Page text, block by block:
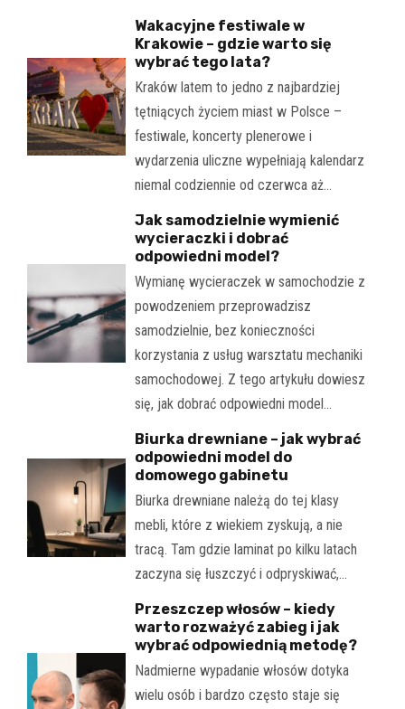
Wakacyjne festiwale w
Krakowie – gdzie warto się
wybrać tego lata?
Kraków latem to jedno z najbardziej
tętniących życiem miast w Polsce –
festiwale, koncerty plenerowe i
wydarzenia uliczne wypełniają kalendarz
niemal codziennie od czerwca aż…
Jak samodzielnie wymienić
wycieraczki i dobrać
odpowiedni model?
Wymianę wycieraczek w samochodzie z
powodzeniem przeprowadzisz
samodzielnie, bez konieczności
korzystania z usług warsztatu mechaniki
samochodowej. Z tego artykułu dowiesz
się, jak dobrać odpowiedni model…
Biurka drewniane – jak wybrać
odpowiedni model do
domowego gabinetu
Biurka drewniane należą do tej klasy
mebli, które z wiekiem zyskują, a nie
tracą. Tam gdzie laminat po kilku latach
zaczyna się łuszczyć i odpryskiwać,…
Przeszczep włosów – kiedy
warto rozważyć zabieg i jak
wybrać odpowiednią metodę?
Nadmierne wypadanie włosów dotyka
wielu osób i bardzo często staje się